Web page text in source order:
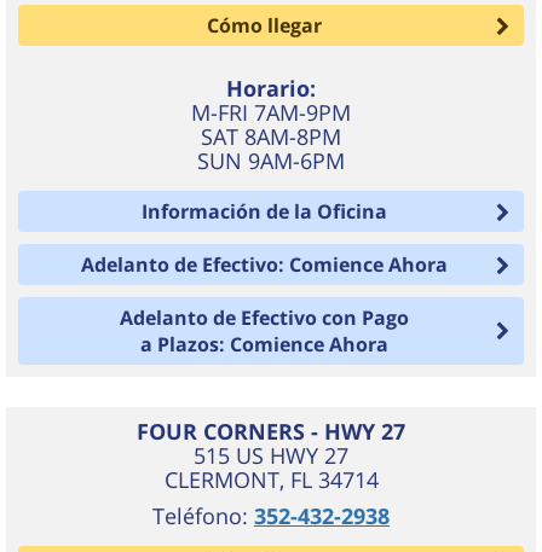
Cómo llegar
Horario:
M-FRI 7AM-9PM
SAT 8AM-8PM
SUN 9AM-6PM
Información de la Oficina
Adelanto de Efectivo: Comience Ahora
Adelanto de Efectivo con Pago
a Plazos: Comience Ahora
FOUR CORNERS - HWY 27
515 US HWY 27
CLERMONT, FL 34714
Teléfono: 352-432-2938